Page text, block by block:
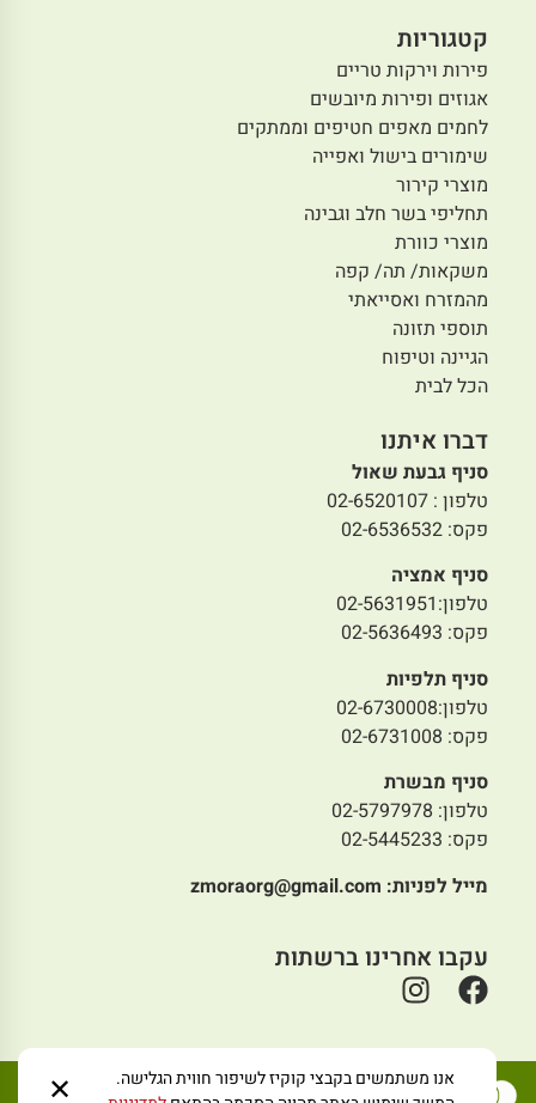
קטגוריות
פירות וירקות טריים
אגוזים ופירות מיובשים
לחמים מאפים חטיפים וממתקים
שימורים בישול ואפייה
מוצרי קירור
תחליפי בשר חלב וגבינה
מוצרי כוורת
משקאות/ תה/ קפה
מהמזרח ואסייאתי
תוספי תזונה
הגיינה וטיפוח
הכל לבית
דברו איתנו
סניף גבעת שאול
טלפון : 02-6520107
פקס: 02-6536532
סניף אמציה
טלפון:02-5631951
פקס: 02-5636493
סניף תלפיות
טלפון:02-6730008
פקס: 02-6731008
סניף מבשרת
טלפון: 02-5797978
פקס: 02-5445233
מייל לפניות: zmoraorg@gmail.com
עקבו אחרינו ברשתות
אנו משתמשים בקבצי קוקיז לשיפור חווית הגלישה.
✕